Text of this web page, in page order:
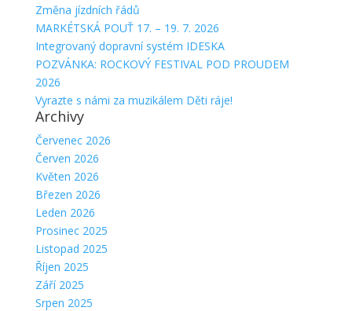
Změna jízdních řádů
MARKÉTSKÁ POUŤ 17. – 19. 7. 2026
Integrovaný dopravní systém IDESKA
POZVÁNKA: ROCKOVÝ FESTIVAL POD PROUDEM
2026
Vyrazte s námi za muzikálem Děti ráje!
Archivy
Červenec 2026
Červen 2026
Květen 2026
Březen 2026
Leden 2026
Prosinec 2025
Listopad 2025
Říjen 2025
Září 2025
Srpen 2025